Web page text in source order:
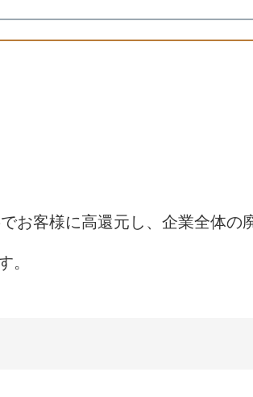
お客様に高還元し、企業全体の
。